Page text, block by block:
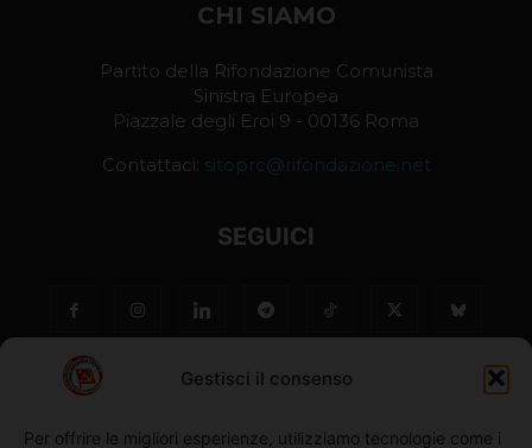
Gestisci il consenso
Per offrire le migliori esperienze, utilizziamo tecnologie come i
CHI SIAMO
Partito della Rifondazione Comunista
Sinistra Europea
Piazzale degli Eroi 9 - 00136 Roma
Contattaci: sitoprc@rifondazione.net
SEGUICI